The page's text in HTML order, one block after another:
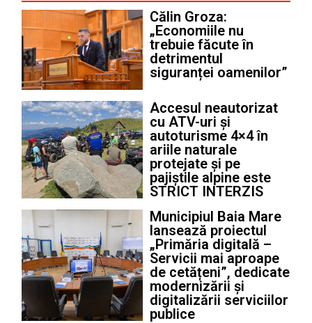
Călin Groza:
„Economiile nu
trebuie făcute în
detrimentul
siguranței oamenilor”
Accesul neautorizat
cu ATV-uri și
autoturisme 4×4 în
ariile naturale
protejate și pe
pajiștile alpine este
STRICT INTERZIS
Municipiul Baia Mare
lansează proiectul
„Primăria digitală –
Servicii mai aproape
de cetățeni”, dedicate
modernizării și
digitalizării serviciilor
publice